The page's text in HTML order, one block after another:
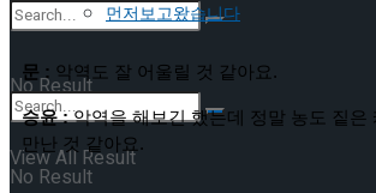
No Result
View All Result
먼저보고왔습니다
No Result
문 : 악역도 잘 어울릴 것 같아요.
승윤 : 악역을 해보긴 했는데 정말 농도 짙은
만난 것 같아요.